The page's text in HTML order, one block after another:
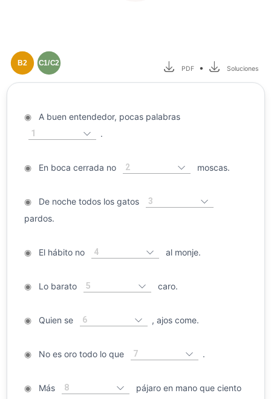
B2 C1/C2
PDF • Soluciones
◉A buen entendedor, pocas palabras
1 .
◉En boca cerrada no 2 moscas.
◉De noche todos los gatos 3
pardos.
◉El hábito no 4 al monje.
◉Lo barato 5 caro.
◉Quien se 6 , ajos come.
◉No es oro todo lo que 7 .
◉Más 8
pájaro en mano que ciento